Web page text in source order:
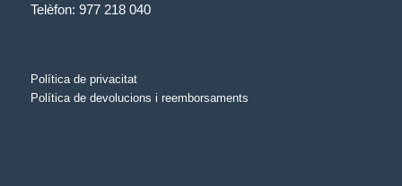
Telèfon: 977 218 040
Política de privacitat
Política de devolucions i reemborsaments